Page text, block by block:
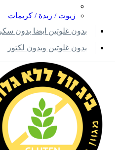
زيوت / زبدة / كريمات
بدون غلوتين ايضا بدون سكر
بدون غلوتين وبدون لكتوز